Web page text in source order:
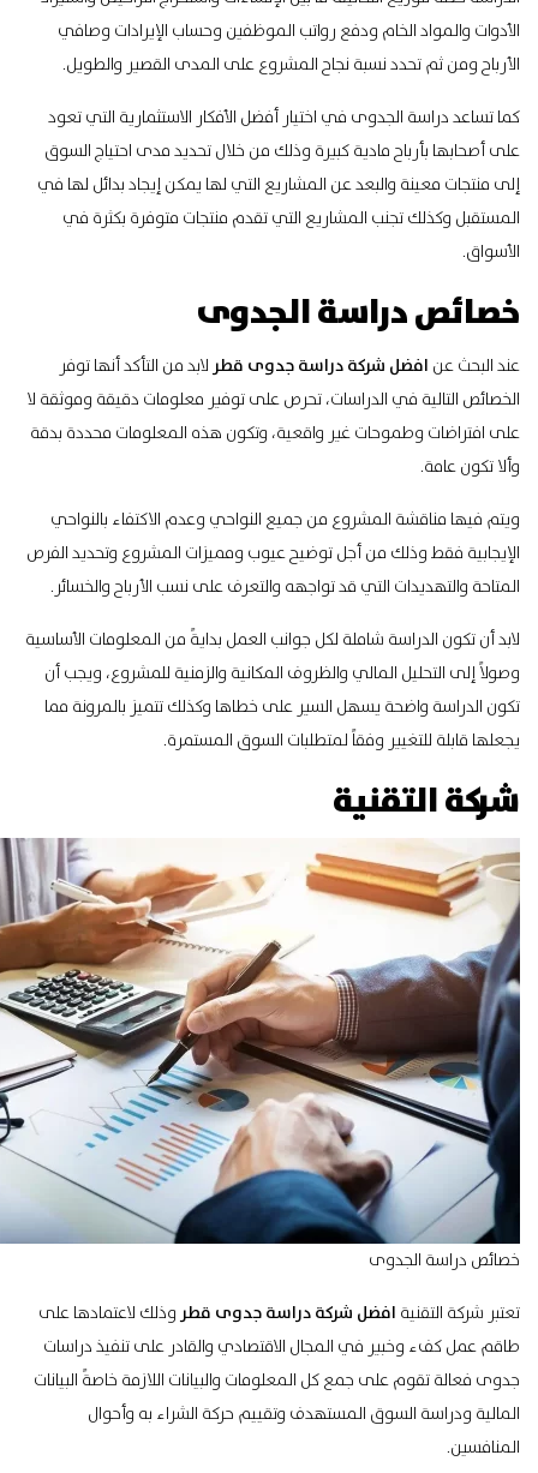
الأدوات والمواد الخام ودفع رواتب الموظفين وحساب الإيرادات وصافي
الأرباح ومن ثم تحدد نسبة نجاح المشروع على المدى القصير والطويل.
كما تساعد دراسة الجدوى في اختيار أفضل الأفكار الاستثمارية التي تعود
على أصحابها بأرباح مادية كبيرة وذلك من خلال تحديد مدى احتياج السوق
إلى منتجات معينة والبعد عن المشاريع التي لها يمكنإيجاد بدائل لها في
المستقبل وكذلك تجنب المشاريع التي تقدم منتجات متوفرة بكثرة في
الأسواق.
خصائص دراسة الجدوى
عند البحث عن افضل شركة دراسة جدوى قطرلابد من التأكد أنها توفر
الخصائص التالية في الدراسات، تحرص على توفير معلومات دقيقة وموثقة لا
على افتراضات وطموحات غير واقعية، وتكون هذه المعلومات محددة بدقة
وألا تكون عامة.
ويتم فيها مناقشة المشروع من جميع النواحي وعدم الاكتفاء بالنواحي
الإيجابية فقط وذلك من أجل توضيح عيوب ومميزات المشروع وتحديد الفرص
المتاحة والتهديدات التي قد تواجهه والتعرف على نسب الأرباح والخسائر.
لابد أن تكون الدراسة شاملة لكل جوانب العمل بدايةً من المعلومات الأساسية
وصولاً إلى التحليل المالي والظروف المكانية والزمنية للمشروع، ويجب أن
تكون الدراسة واضحة يسهل السير على خطاها وكذلك تتميز بالمرونة مما
يجعلها قابلة للتغيير وفقاً لمتطلبات السوق المستمرة.
شركة التقنية
خصائص دراسة الجدوى
تعتبر شركة التقنية افضل شركة دراسة جدوى قطروذلك لاعتمادها على
طاقم عمل كفء وخبير في المجال الاقتصادي والقادر على تنفيذ دراسات
جدوى فعالة تقوم على جمع كل المعلومات والبيانات اللازمة خاصةً البيانات
المالية ودراسة السوق المستهدف وتقييم حركة الشراء به وأحوال
المنافسين.